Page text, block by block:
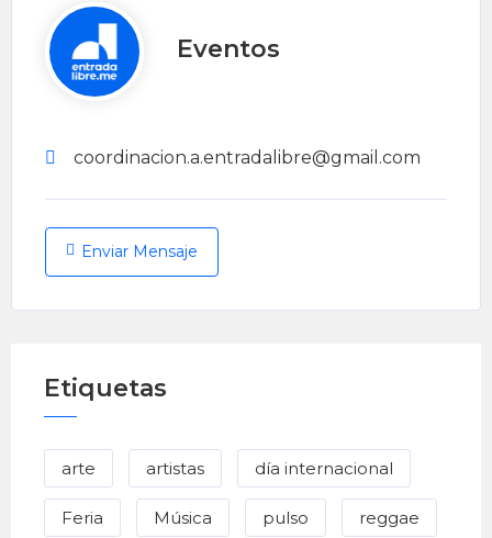
Eventos
coordinacion.a.entradalibre@gmail.com
Enviar Mensaje
Etiquetas
arte artistas día internacional
Feria Música pulso reggae